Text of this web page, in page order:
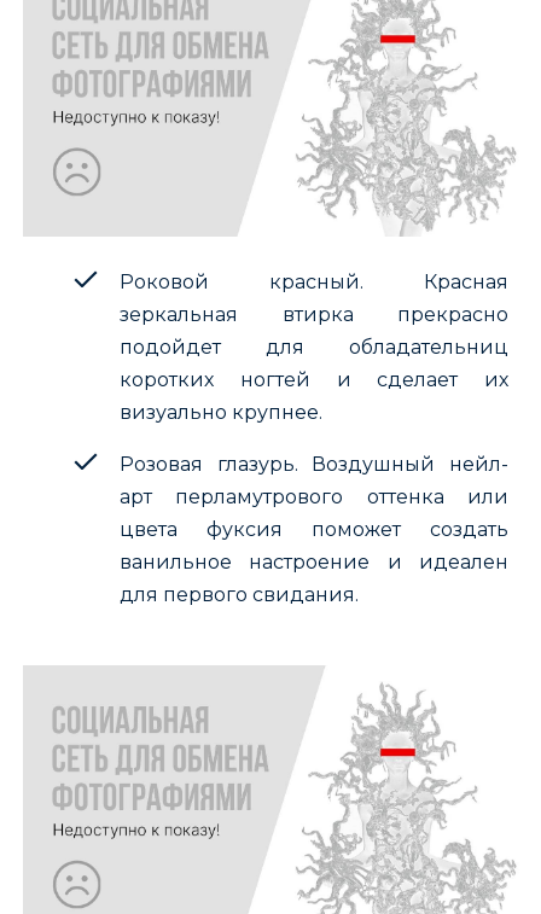
Роковой красный. Красная
зеркальная втирка прекрасно
подойдет для обладательниц
коротких ногтей и сделает их
визуально крупнее.
Розовая глазурь. Воздушный нейл-
арт перламутрового оттенка или
цвета фуксия поможет создать
ванильное настроение и идеален
для первого свидания.